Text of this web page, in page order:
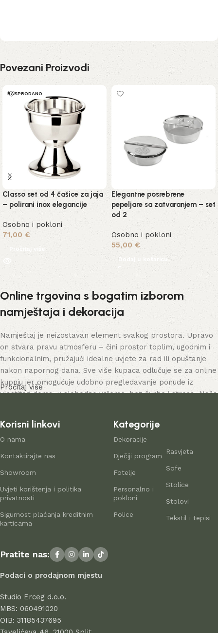
Povezani Proizvodi
RASPRODANO
Classo set od 4 čašice za jaja
– polirani inox elegancije
Osobno i pokloni
71,00 €
Pročitaj više
Elegantne posrebrene
pepeljare sa zatvaranjem – set
od 2
Osobno i pokloni
55,00 €
Dodaj u košaricu
Online trgovina s bogatim izborom
namještaja i dekoracija
Namještaj je neizostavan element svakog prostora. Upravo
on stvara pravu atmosferu – čini prostor toplim, ugodnim i
funkcionalnim, pružajući idealne uvjete za rad ili opuštanje
nakon napornog dana. Sve više kupaca odlučuje se za online
kupnju jer omogućuje udobno pregledavanje ponude iz
vlastitog doma, u slobodno vrijeme, bez žurbe i stresa. Naša
Proizvodnja namještaja kao suvremena
umjetnost
Proizvođači namještaja i kućnih dodataka danas nude široku
paletu proizvoda: od standardnih komada do unikatnog
namještaja iz radionica vrhunskih majstora – savršenih za
istinske ljubitelje estetike. Na
domistil.hr
pažljivo biramo
najbolje modele modernih proizvođača koji u svakom
ponudi se nalaze proizvodi renomiranih tvrtki koje godinama
uspješno posluju, dokazujući svoju pouzdanost i
profesionalnost.
Svi proizvodi u ponudi odlikuju se visokom kvalitetom izrade,
atraktivnim dizajnom, dugim vijekom trajanja i sigurnošću pri
uporabi. Kod nas birate s povjerenjem – jer stil počinje u
domu.
Pročitaj više
Korisni linkovi
O nama
Kontaktirajte nas
Showroom
Uvjeti korištenja i politika
privatnosti
Sigurnost plaćanja kreditnim
karticama
Kategorije
Dekoracije
Dječiji program
Fotelje
Personalno i
pokloni
Police
Rasvjeta
Sofe
Stolice
Stolovi
Tekstil i tepisi
Pratite nas:
Podaci o prodajnom mjestu
Studio Erceg d.o.o.
MBS: 060491020
OIB: 31185437695